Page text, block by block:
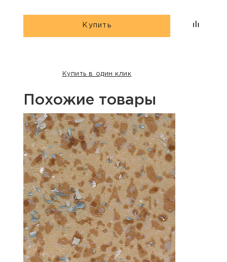
Купить
Купить в один клик
Похожие товары